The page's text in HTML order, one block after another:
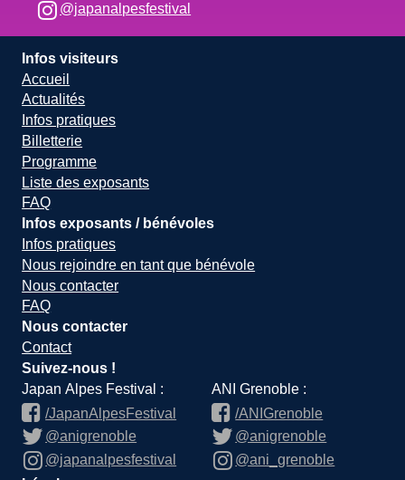
@japanalpesfestival
Infos visiteurs
Accueil
Actualités
Infos pratiques
Billetterie
Programme
Liste des exposants
FAQ
Infos exposants / bénévoles
Infos pratiques
Nous rejoindre en tant que bénévole
Nous contacter
FAQ
Nous contacter
Contact
Suivez-nous !
Japan Alpes Festival :
/JapanAlpesFestival
@anigrenoble
@japanalpesfestival
ANI Grenoble :
/ANIGrenoble
@anigrenoble
@ani_grenoble